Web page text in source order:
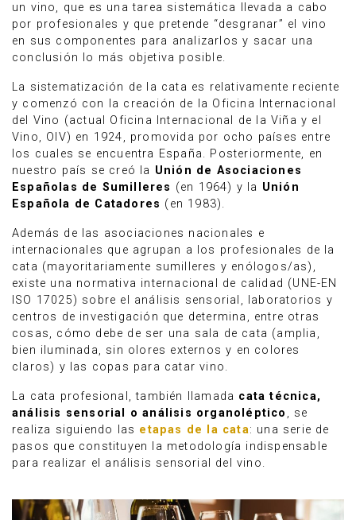
un vino, que es una tarea sistemática llevada a cabo
por profesionales y que pretende “desgranar” el vino
en sus componentes para analizarlos y sacar una
conclusión lo más objetiva posible.
La sistematización de la cata es relativamente reciente
y comenzó con la creación de la Oficina Internacional
del Vino (actual Oficina Internacional de la Viña y el
Vino, OIV) en 1924, promovida por ocho países entre
los cuales se encuentra España. Posteriormente, en
nuestro país se creó la Unión de Asociaciones
Españolas de Sumilleres (en 1964) y la Unión
Española de Catadores (en 1983).
Además de las asociaciones nacionales e
internacionales que agrupan a los profesionales de la
cata (mayoritariamente sumilleres y enólogos/as),
existe una normativa internacional de calidad (UNE-EN
ISO 17025) sobre el análisis sensorial, laboratorios y
centros de investigación que determina, entre otras
cosas, cómo debe de ser una sala de cata (amplia,
bien iluminada, sin olores externos y en colores
claros) y las copas para catar vino.
La cata profesional, también llamada cata técnica,
análisis sensorial o análisis organoléptico , se
realiza siguiendo las etapas de la cata: una serie de
pasos que constituyen la metodología indispensable
para realizar el análisis sensorial del vino.